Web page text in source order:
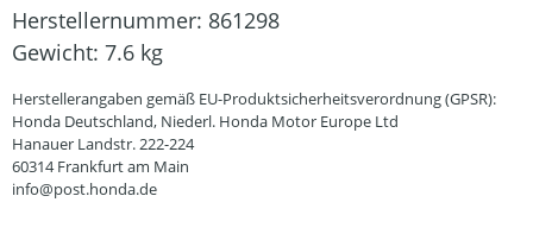
Herstellernummer: 861298
Gewicht: 7.6 kg
Herstellerangaben gemäß EU-Produktsicherheitsverordnung (GPSR):
Honda Deutschland, Niederl. Honda Motor Europe Ltd
Hanauer Landstr. 222-224
60314 Frankfurt am Main
info@post.honda.de